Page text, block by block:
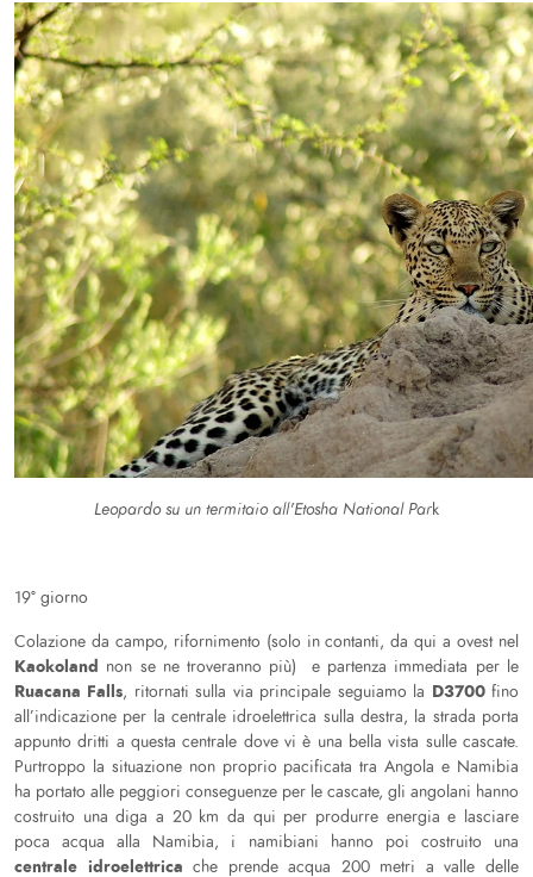
Leopardo su un termitaio all'Etosha National Park
19° giorno
Colazione da campo, rifornimento (solo in contanti, da qui a ovest nel
Kaokoland non se ne troveranno più) e partenza immediata per le
Ruacana Falls, ritornati sulla via principale seguiamo la D3700fino
all’indicazione per la centrale idroelettrica sulla destra, la strada porta
appunto dritti a questa centrale dove vi è una bella vista sulle cascate.
Purtroppo la situazione non proprio pacificata tra Angola e Namibia
ha portato alle peggiori conseguenze per le cascate, gli angolani hanno
costruito una diga a 20 km da qui per produrre energia e lasciare
poca acqua alla Namibia, i namibiani hanno poi costruito una
centrale idroelettrica che prende acqua 200 metri a valle delle